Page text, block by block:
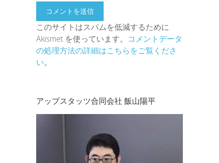
このサイトはスパムを低減するために
Akismet を使っています。 コメントデータ
の処理方法の詳細はこちらをご覧くださ
い。
アップスタッツ合同会社 飯山陽平